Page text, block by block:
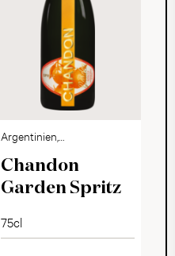
Argentinien,
Mendoza
Chandon
Garden Spritz
75cl